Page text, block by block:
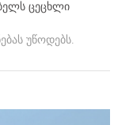
ცეცხლი
უწოდებს.